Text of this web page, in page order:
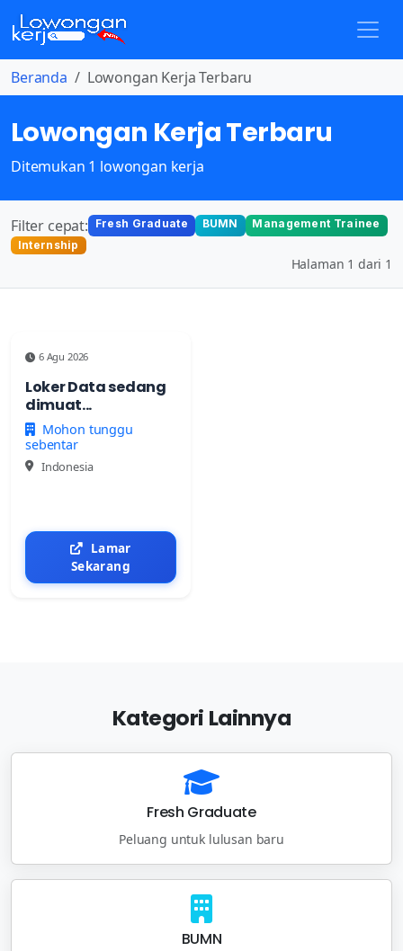
Beranda Lowongan Kerja Terbaru
Lowongan Kerja Terbaru
Ditemukan 1 lowongan kerja
Filter cepat: Fresh Graduate BUMN
Management Trainee
Internship
Halaman 1 dari 1
6 Agu 2026
Loker Data sedang
dimuat...
Mohon tunggu
sebentar
Indonesia
Lamar
Sekarang
Kategori Lainnya
Fresh Graduate
Peluang untuk lulusan baru
BUMN